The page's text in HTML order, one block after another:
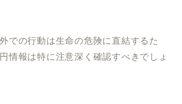
での行動は生命の危険に直結するた
情報は特に注意深く確認すべきでしょ